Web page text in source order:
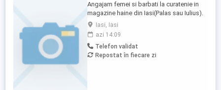
Angajam femei si barbati la curatenie in
magazine haine din Iasi(Palas sau Iulius).
Salar: 1.500 RON NET(in mana) pe luna.
Program lucru 4 ore dimineata doar cu
contract munca. Solicitam si oferim
seriozitate. Informatii doar la telefon.
Iasi, Iasi
azi 14:09
Telefon validat
Repostat în fiecare zi